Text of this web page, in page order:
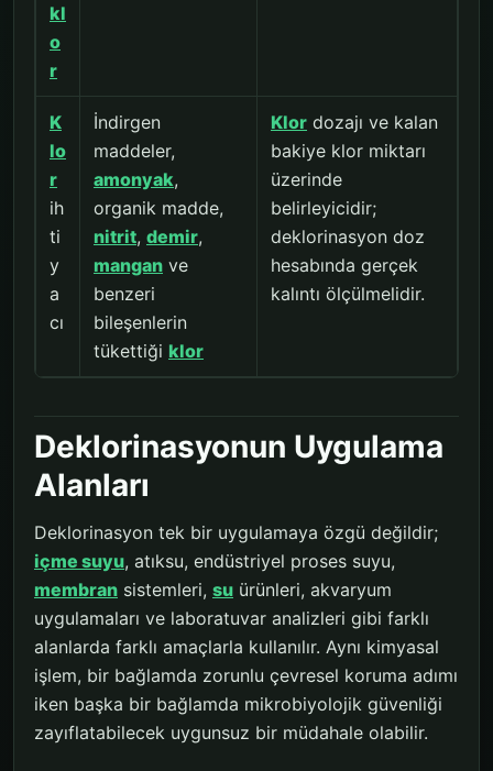
kl
o
r
K
lo
r
ih
ti
y
a
cı
İndirgen
maddeler,
amonyak,
organik madde,
nitrit, demir,
mangan ve
benzeri
bileşenlerin
tükettiği klor
Klor dozajı ve kalan
bakiye klor miktarı
üzerinde
belirleyicidir;
deklorinasyon doz
hesabında gerçek
kalıntı ölçülmelidir.
Deklorinasyonun Uygulama
Alanları
Deklorinasyon tek bir uygulamaya özgü değildir;
içme suyu, atıksu, endüstriyel proses suyu,
membran sistemleri, su ürünleri, akvaryum
uygulamaları ve laboratuvar analizleri gibi farklı
alanlarda farklı amaçlarla kullanılır. Aynı kimyasal
işlem, bir bağlamda zorunlu çevresel koruma adımı
iken başka bir bağlamda mikrobiyolojik güvenliği
zayıflatabilecek uygunsuz bir müdahale olabilir.